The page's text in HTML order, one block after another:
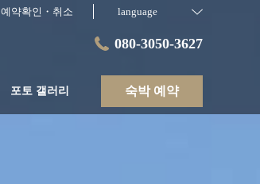
예약확인・취소 language
080-3050-3627
포토 갤러리 숙박 예약